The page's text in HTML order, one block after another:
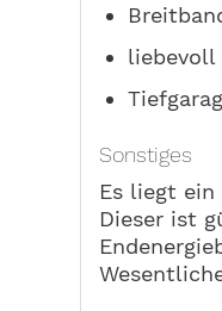
liebevoll
Sonstiges
Es liegt ein
Dieser ist